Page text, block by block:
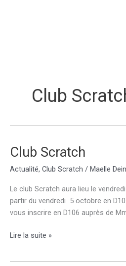
Club
Club Scratch
Actualité, Club Scratch / Maelle Dein
Le club Scratch aura lieu le
partir du vendredi 5 octobre en
vous inscrire en D106 auprès de
Club
Lire la suite »